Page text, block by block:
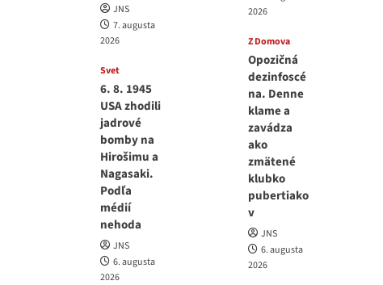
JNS
7. augusta
2026
Svet
6. 8. 1945
USA zhodili
jadrové
bomby na
Hirošimu a
Nagasaki.
Podľa
médií
nehoda
JNS
6. augusta
2026
2026
Z Domova
Opozičná
dezinfoscé
na. Denne
klame a
zavádza
ako
zmätené
klubko
pubertiako
v
JNS
6. augusta
2026